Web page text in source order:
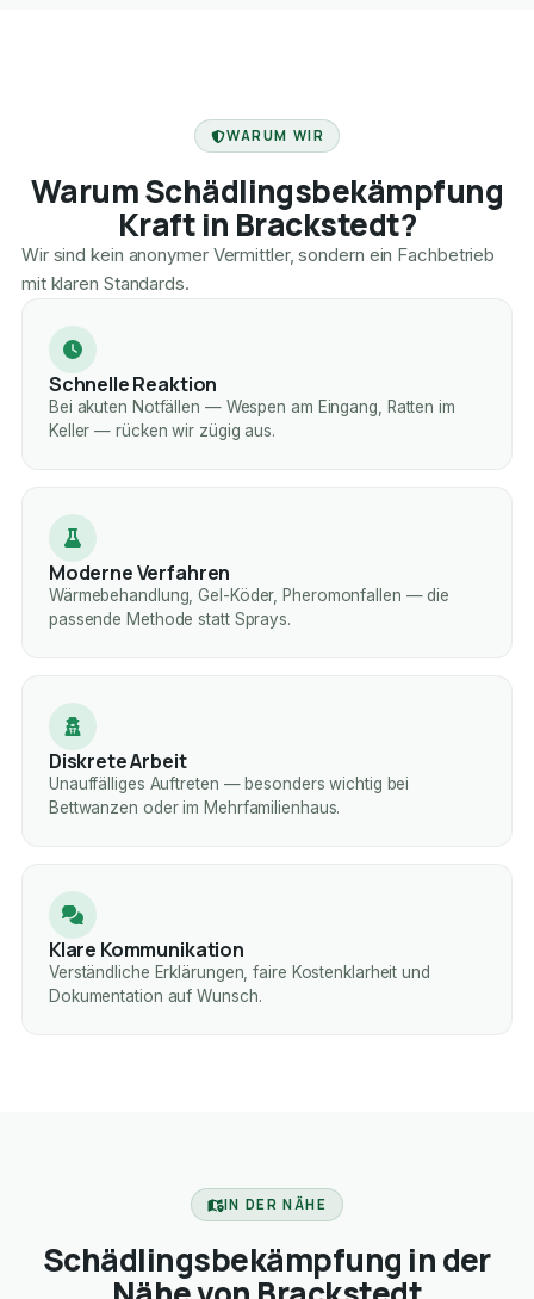
WARUM WIR
Warum Schädlingsbekämpfung
Kraft in Brackstedt?
Wir sind kein anonymer Vermittler, sondern ein Fachbetrieb
mit klaren Standards.
Schnelle Reaktion
Bei akuten Notfällen — Wespen am Eingang, Ratten im
Keller — rücken wir zügig aus.
Moderne Verfahren
Wärmebehandlung, Gel-Köder, Pheromonfallen — die
passende Methode statt Sprays.
Diskrete Arbeit
Unauffälliges Auftreten — besonders wichtig bei
Bettwanzen oder im Mehrfamilienhaus.
Klare Kommunikation
Verständliche Erklärungen, faire Kostenklarheit und
Dokumentation auf Wunsch.
IN DER NÄHE
Schädlingsbekämpfung in der